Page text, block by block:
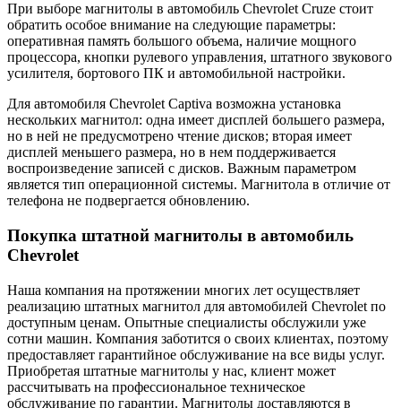
При выборе магнитолы в автомобиль Chevrolet Cruze стоит
обратить особое внимание на следующие параметры:
оперативная память большого объема, наличие мощного
процессора, кнопки рулевого управления, штатного звукового
усилителя, бортового ПК и автомобильной настройки.
Для автомобиля Chevrolet Captiva возможна установка
нескольких магнитол: одна имеет дисплей большего размера,
но в ней не предусмотрено чтение дисков; вторая имеет
дисплей меньшего размера, но в нем поддерживается
воспроизведение записей с дисков. Важным параметром
является тип операционной системы. Магнитола в отличие от
телефона не подвергается обновлению.
Покупка штатной магнитолы в автомобиль
Chevrolet
Наша компания на протяжении многих лет осуществляет
реализацию штатных магнитол для автомобилей Chevrolet по
доступным ценам. Опытные специалисты обслужили уже
сотни машин. Компания заботится о своих клиентах, поэтому
предоставляет гарантийное обслуживание на все виды услуг.
Приобретая штатные магнитолы у нас, клиент может
рассчитывать на профессиональное техническое
обслуживание по гарантии. Магнитолы доставляются в